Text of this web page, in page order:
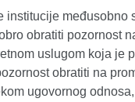
institucije međusobno
obratiti pozornost
uslugom koja je
obratiti na
ugovornog